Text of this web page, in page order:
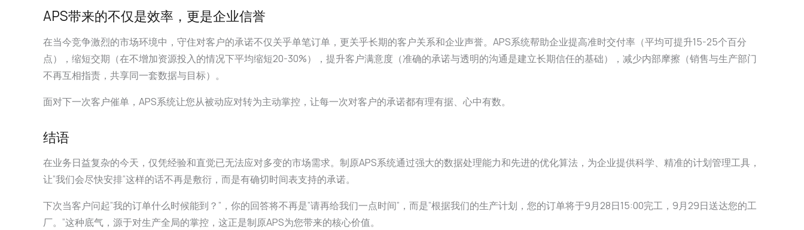
APS带来的不仅是效率，更是企业信誉
在当今竞争激烈的市场环境中，守住对客户的承诺不仅关乎单笔订单，更关乎长期的客户关系和企业声誉。APS系统帮助企业提高准时交付率（平均可提升15-25个百分
点），缩短交期（在不增加资源投入的情况下平均缩短20-30%），提升客户满意度（准确的承诺与透明的沟通是建立长期信任的基础），减少内部摩擦（销售与生产部门
不再互相指责，共享同一套数据与目标）。
面对下一次客户催单，APS系统让您从被动应对转为主动掌控，让每一次对客户的承诺都有理有据、心中有数。
结语
在业务日益复杂的今天，仅凭经验和直觉已无法应对多变的市场需求。制原APS系统通过强大的数据处理能力和先进的优化算法，为企业提供科学、精准的计划管理工具，
让”我们会尽快安排”这样的话不再是敷衍，而是有确切时间表支持的承诺。
下次当客户问起”我的订单什么时候能到？”，你的回答将不再是”请再给我们一点时间”，而是”根据我们的生产计划，您的订单将于9月28日15:00完工，9月29日送达您的工
厂。”这种底气，源于对生产全局的掌控，这正是制原APS为您带来的核心价值。